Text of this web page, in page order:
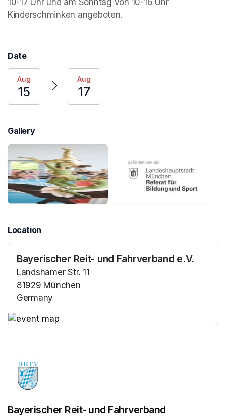
10-17 Uhr und am Sonntag von 10-16 Uhr
Kinderschminken angeboten.
Date
Aug
15
Aug
17
Gallery
Location
Bayerischer Reit- und Fahrverband e.V.
Landshamer Str. 11
81929 München
Germany
Bayerischer Reit- und Fahrverband